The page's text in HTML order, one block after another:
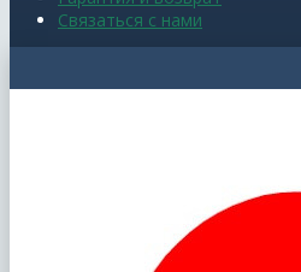
Связаться с нами